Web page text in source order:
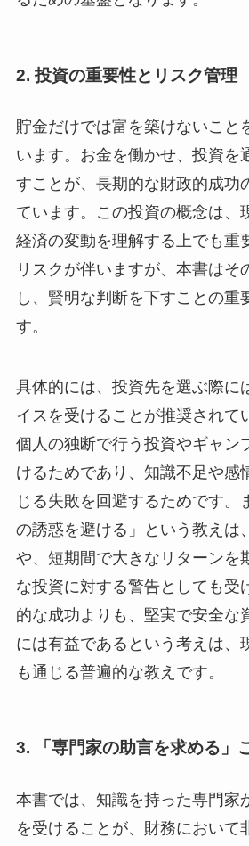
2.投資の重要性とリスク管理
貯金だけでは富を築けないこと
います。お金を働かせ、投資を
すことが、長期的な財政的成功
ています。この投資の概念は、
経済の変動を理解する上でも重
リスクが伴いますが、本書はそ
し、賢明な判断を下すことの重
す。
具体的には、投資先を選ぶ際に
イスを受けることが推奨されて
個人の独断で行う投資やギャン
けるためであり、知識不足や感
じる失敗を回避するためです。
の誘惑を避ける」という教えは
や、短期間で大きなリターンを
な投資に対する警告としても受
的な成功よりも、堅実で安全な
には有益であるという考えは、
も通じる普遍的な教えです。
3. 「専門家の助言を求める」
本書では、知識を持った専門家
を受けることが、財務において